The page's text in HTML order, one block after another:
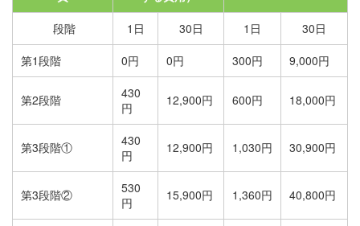
段階
1日 30日 1日
30日
第1段階
0円 0円 300円 9,000円
第2段階
430
円
12,900円 600円 18,000円
第3段階①
430
円
12,900円 1,030円 30,900円
第3段階②
530
円
15,900円 1,360円 40,800円